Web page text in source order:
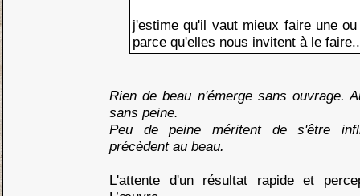
j'estime qu'il vaut mieux faire une
parce qu'elles nous invitent à le
Rien de beau n'émerge sans ouvrage.
sans peine.
Peu de peine méritent de s'être
précèdent au beau.
L'attente d'un résultat rapide et